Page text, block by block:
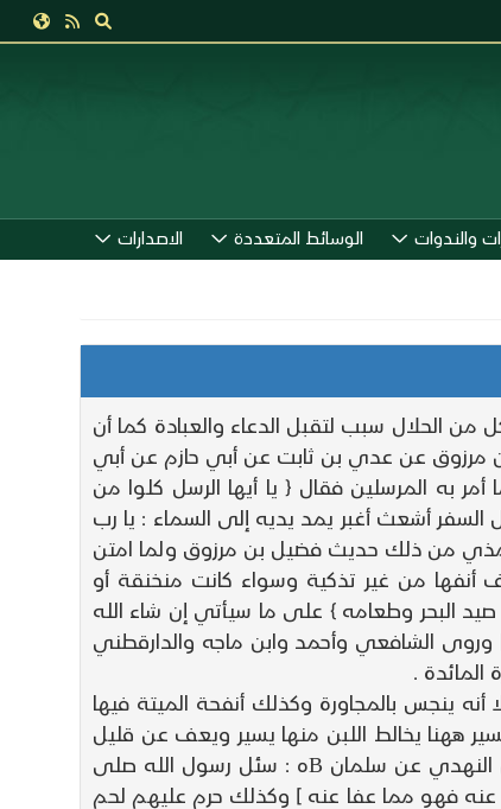
والندوات الوسائط المتعددة الاصدارات
الحلال سبب لتقبل الدعاء والعبادة كما أن
بن مرزوق عن عدي بن ثابت عن أبي حازم عن أبي
به المرسلين فقال { يا أيها الرسل كلوا من
السفر أشعث أغبر يمد يديه إلى السماء : يا رب
من ذلك حديث فضيل بن مرزوق ولما امتن
من غير تذكية وسواء كانت منخنقة أو
البحر وطعامه } على ما سيأتي إن شاء الله
الشافعي وأحمد وابن ماجه والدارقطني
.
ينجس بالمجاورة وكذلك أنفحة الميتة فيها
ههنا يخالط اللبن منها يسير ويعف عن قليل
النجاسة إذا خالط الكثير من المائع وقد روى ابن ماجه من حديث سيف بن هارون عن سليمان التميمي عن أبي عثمان النهدي عن سلمان Bه : سئل رسول الله صلى
عنه فهو مما عفا عنه ] وكذلك حرم عليهم لحم